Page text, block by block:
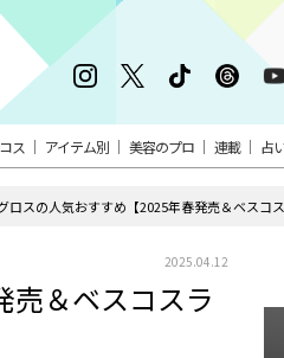
ス アイテム別 美容のプロ 連載 占
ロスの人気おすすめ【2025年春発売＆ベスコ
2025.04.12
売＆ベスコスラ